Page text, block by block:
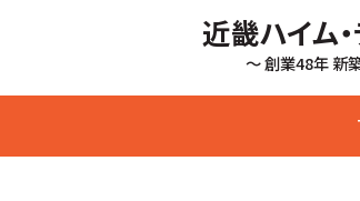
近畿ハイム
～ 創業48年 新